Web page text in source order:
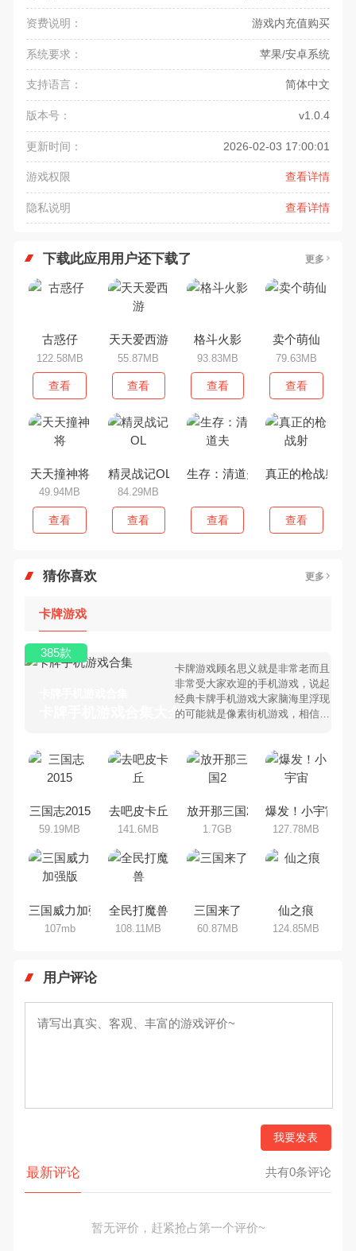
资费说明： 游戏内充值购买
系统要求： 苹果/安卓系统
支持语言： 简体中文
版本号： v1.0.4
更新时间： 2026-02-03 17:00:01
游戏权限 查看详情
隐私说明 查看详情
下载此应用用户还下载了 更多
古惑仔
122.58MB
查看
天天爱西游
55.87MB
查看
格斗火影
93.83MB
查看
卖个萌仙
79.63MB
查看
天天撞神将
49.94MB
查看
精灵战记OL
84.29MB
查看
生存：清道夫
查看
真正的枪战射
查看
猜你喜欢 更多
卡牌游戏
卡牌手机游戏合集大全 >
卡牌游戏顾名思义就是非常老而且
非常受大家欢迎的手机游戏，说起
经典卡牌手机游戏大家脑海里浮现
的可能就是像素街机游戏，相信很
牌手机游戏有哪些呢？游戏今天，
乐途下载站小编芒果味的怪咖给大
集，欢迎大家前来选择下载体验
385款
三国志2015
59.19MB
去吧皮卡丘
141.6MB
放开那三国2
1.7GB
爆发！小宇宙
127.78MB
三国威力加强版
107mb
全民打魔兽
108.11MB
三国来了
60.87MB
仙之痕
124.85MB
用户评论
我要发表
最新评论 共有0条评论
暂无评价，赶紧抢占第一个评价~